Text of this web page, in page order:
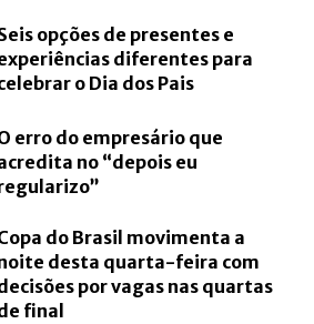
opções de presentes e
diferentes para
o Dia dos Pais
erro do empresário que
no “depois eu
do Brasil movimenta a
desta quarta-feira com
por vagas nas quartas
final